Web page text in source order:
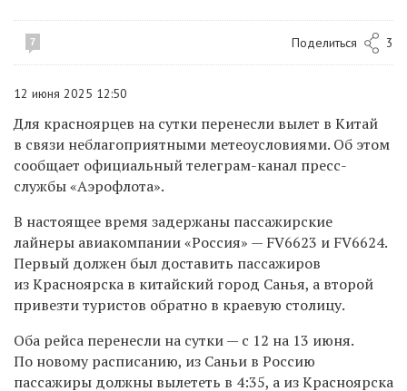
7 Поделиться 3
12 июня 2025 12:50
Для красноярцев на сутки перенесли вылет в Китай
в связи неблагоприятными метеоусловиями. Об этом
сообщает официальный телеграм-канал пресс-
службы «Аэрофлота».
В настоящее время задержаны пассажирские
лайнеры авиакомпании «Россия» — FV6623 и FV6624.
Первый должен был доставить пассажиров
из Красноярска в китайский город Санья, а второй
привезти туристов обратно в краевую столицу.
Оба рейса перенесли на сутки — с 12 на 13 июня.
По новому расписанию, из Саньи в Россию
пассажиры должны вылететь в 4:35, а из Красноярска